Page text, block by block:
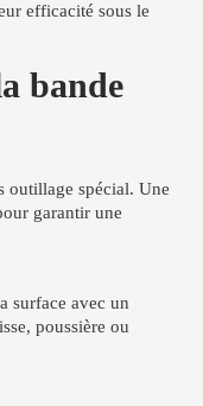
efficacité sous le
bande
outillage spécial. Une
garantir une
surface avec un
poussière ou